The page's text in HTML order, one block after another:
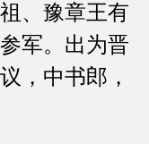
、豫章王有
军。出为晋
，中书郎，